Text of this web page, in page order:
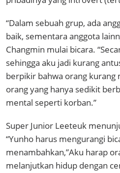
“Dalam sebuah grup, ada
baik, sementara anggota
Changmin mulai bicara.
sehingga aku jadi kurang
berpikir bahwa orang
orang yang hanya sedikit
mental seperti korban.”
Super Junior Leeteuk
“Yunho harus mengurangi
menambahkan,”Aku harap
melanjutkan hidup dengan